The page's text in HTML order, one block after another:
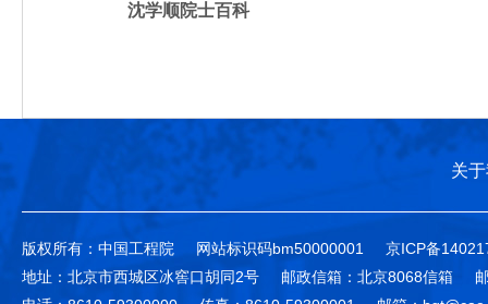
沈学顺院士百科
关
版权所有：中国工程院 网站标识码bm50000001
京ICP备
地址：北京市西城区冰窖口胡同2号
邮政信箱：北京8068信箱